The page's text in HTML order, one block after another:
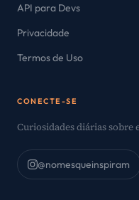
API para Devs
Privacidade
Termos de Uso
CONECTE-SE
Curiosidades diárias
@nomesqueinspiram